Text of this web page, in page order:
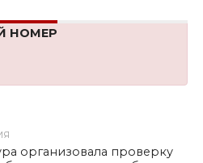
учащихся отправляются
начать учебный год,
старт на жизненном пути.
От того, как будет